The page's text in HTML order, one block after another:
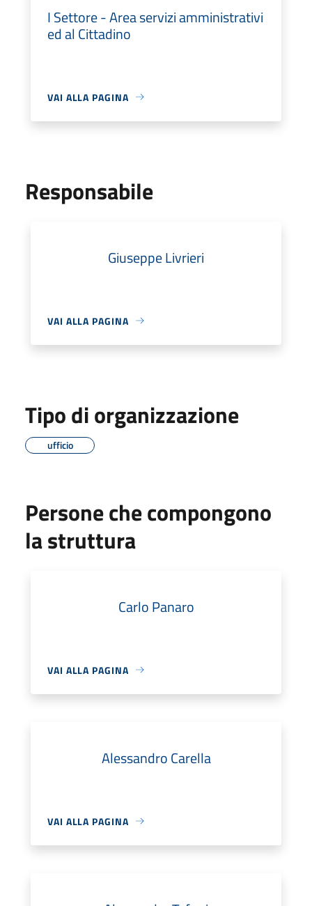
I Settore - Area servizi amministrativi
ed al Cittadino
VAI ALLA PAGINA
Responsabile
Giuseppe Livrieri
VAI ALLA PAGINA
Tipo di organizzazione
ufficio
Persone che compongono
la struttura
Carlo Panaro
VAI ALLA PAGINA
Alessandro Carella
VAI ALLA PAGINA